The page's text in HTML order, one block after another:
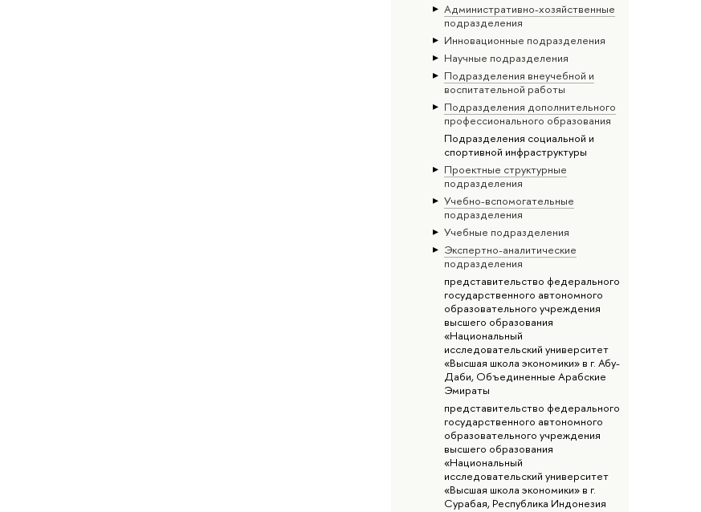
Административно-хозяйственные
подразделения
Инновационные подразделения
Научные подразделения
Подразделения внеучебной и
воспитательной работы
Подразделения дополнительного
профессионального образования
Подразделения социальной и
спортивной инфраструктуры
Проектные структурные
подразделения
Учебно-вспомогательные
подразделения
Учебные подразделения
Экспертно-аналитические
подразделения
представительство федерального
государственного автономного
образовательного учреждения
высшего образования
«Национальный
исследовательский университет
«Высшая школа экономики» в г. Абу-
Даби, Объединенные Арабские
Эмираты
представительство федерального
государственного автономного
образовательного учреждения
высшего образования
«Национальный
исследовательский университет
«Высшая школа экономики» в г.
Сурабая, Республика Индонезия